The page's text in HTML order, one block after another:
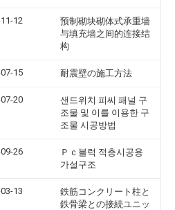
12
预制砌块砌体式承重墙
与填充墙之间的连接结
构
15 耐震壁の施工方法
20
샌드위치 피씨 패널 구
조물 및 이를 이용한 구
조물 시공방법
26
Ｐｃ블럭 적층시공용
가설구조
13
鉄筋コンクリート柱と
鉄骨梁との接続ユニッ